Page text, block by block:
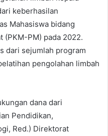
keberhasilan
Mahasiswa bidang
(PKM-PM) pada 2022.
dari sejumlah program
pengolahan limbah
dana dari
Pendidikan,
Red.) Direktorat